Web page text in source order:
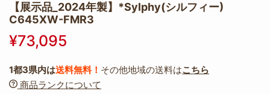
【展示品_2024年製】*Sylphy(シルフィー)
C645XW-FMR3
¥73,095
1都3県内は送料無料！ その他地域の送料はこちら
商品ランクについて